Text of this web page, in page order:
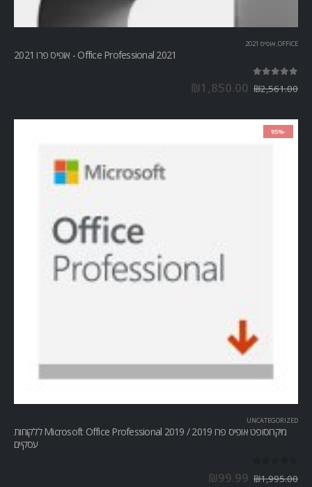
OFFICE
, אופיס 2021
Office Professional 2021 - אופיס פרו 2021
₪2,561.00
₪1,850.00
-95%
UNCATEGORIZED
מיקרוסופט אופיס פרו Microsoft Office Professional 2019 / 2019 ללקוחות
עסקיים
₪1,995.00
₪99.99